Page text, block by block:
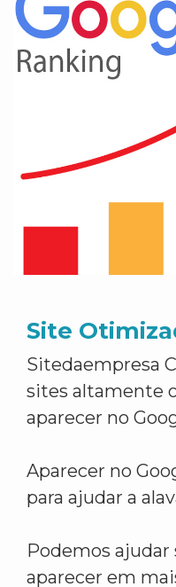
Site
Sitedaempresa
sites altamente
aparecer no
Aparecer no
para ajudar a
Podemos ajudar
aparecer em